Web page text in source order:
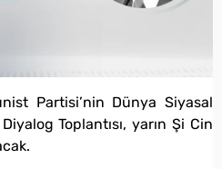
Partisi’nin Dünya Siyasal
Toplantısı, yarın Şi Cin